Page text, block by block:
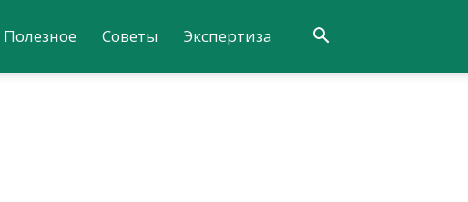
Полезное Советы Экспертиза